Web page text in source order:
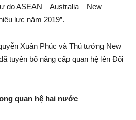
do ASEAN – Australia – New
lực năm 2019”.
Xuân Phúc và Thủ tướng New
tuyên bố nâng cấp qua‌n h‌ệ lên Đối
qua‌n h‌ệ hai nước